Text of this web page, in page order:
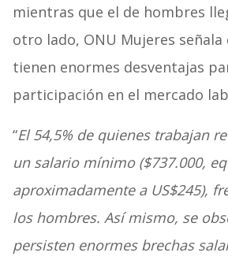
mientras que el de hombres
otro lado, ONU Mujeres señala
tienen enormes desventajas
participación en el mercado
“El 54,5% de quienes trabajan
un salario mínimo ($737.000,
aproximadamente a US$245),
los hombres. Así mismo, se
persisten enormes brechas